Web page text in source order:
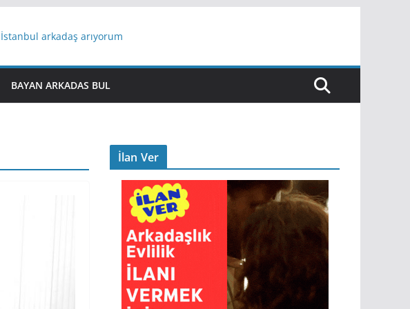
İstanbul arkadaş arıyorum
Yeni Bir Aşk Lazım
iş arayanlara iş
BAYAN ARKADAS BUL
İlan Ver